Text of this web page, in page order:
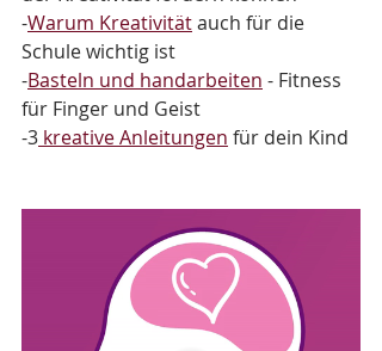
-Warum Kreativität auch für die
Schule wichtig ist
-Basteln und handarbeiten - Fitness
für Finger und Geist
-3 kreative Anleitungen für dein Kind